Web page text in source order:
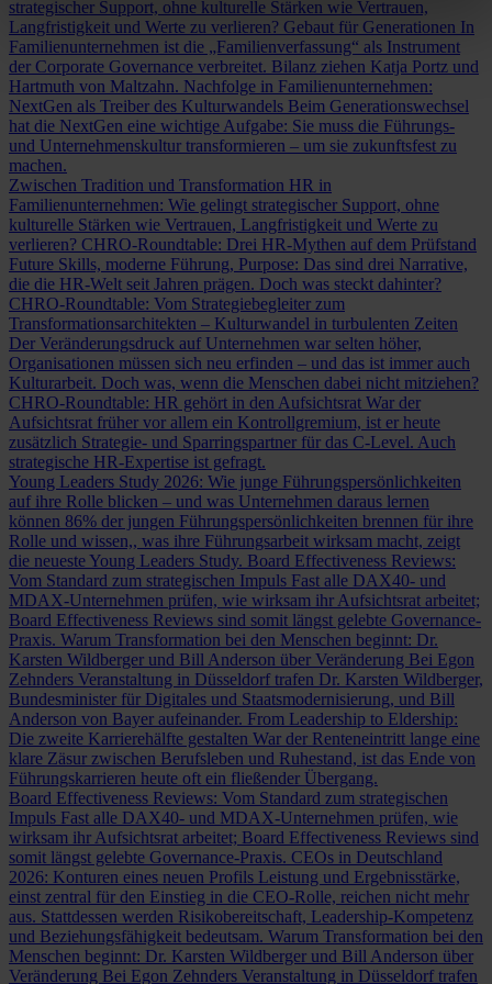
strategischer Support, ohne kulturelle Stärken wie Vertrauen,
Langfristigkeit und Werte zu verlieren? Gebaut für Generationen In
Familienunternehmen ist die „Familienverfassung“ als Instrument
der Corporate Governance verbreitet. Bilanz ziehen Katja Portz und
Hartmuth von Maltzahn. Nachfolge in Familienunternehmen:
NextGen als Treiber des Kulturwandels Beim Generationswechsel
hat die NextGen eine wichtige Aufgabe: Sie muss die Führungs-
und Unternehmenskultur transformieren – um sie zukunftsfest zu
machen.
Zwischen Tradition und Transformation HR in
Familienunternehmen: Wie gelingt strategischer Support, ohne
kulturelle Stärken wie Vertrauen, Langfristigkeit und Werte zu
verlieren? CHRO-Roundtable: Drei HR-Mythen auf dem Prüfstand
Future Skills, moderne Führung, Purpose: Das sind drei Narrative,
die die HR-Welt seit Jahren prägen. Doch was steckt dahinter?
CHRO-Roundtable: Vom Strategiebegleiter zum
Transformationsarchitekten – Kulturwandel in turbulenten Zeiten
Der Veränderungsdruck auf Unternehmen war selten höher,
Organisationen müssen sich neu erfinden – und das ist immer auch
Kulturarbeit. Doch was, wenn die Menschen dabei nicht mitziehen?
CHRO-Roundtable: HR gehört in den Aufsichtsrat War der
Aufsichtsrat früher vor allem ein Kontrollgremium, ist er heute
zusätzlich Strategie- und Sparringspartner für das C-Level. Auch
strategische HR-Expertise ist gefragt.
Young Leaders Study 2026: Wie junge Führungspersönlichkeiten
auf ihre Rolle blicken – und was Unternehmen daraus lernen
können 86% der jungen Führungspersönlichkeiten brennen für ihre
Rolle und wissen,, was ihre Führungsarbeit wirksam macht, zeigt
die neueste Young Leaders Study. Board Effectiveness Reviews:
Vom Standard zum strategischen Impuls Fast alle DAX40- und
MDAX-Unternehmen prüfen, wie wirksam ihr Aufsichtsrat arbeitet;
Board Effectiveness Reviews sind somit längst gelebte Governance-
Praxis. Warum Transformation bei den Menschen beginnt: Dr.
Karsten Wildberger und Bill Anderson über Veränderung Bei Egon
Zehnders Veranstaltung in Düsseldorf trafen Dr. Karsten Wildberger,
Bundesminister für Digitales und Staatsmodernisierung, und Bill
Anderson von Bayer aufeinander. From Leadership to Eldership:
Die zweite Karrierehälfte gestalten War der Renteneintritt lange eine
klare Zäsur zwischen Berufsleben und Ruhestand, ist das Ende von
Führungskarrieren heute oft ein fließender Übergang.
Board Effectiveness Reviews: Vom Standard zum strategischen
Impuls Fast alle DAX40- und MDAX-Unternehmen prüfen, wie
wirksam ihr Aufsichtsrat arbeitet; Board Effectiveness Reviews sind
somit längst gelebte Governance-Praxis. CEOs in Deutschland
2026: Konturen eines neuen Profils Leistung und Ergebnisstärke,
einst zentral für den Einstieg in die CEO-Rolle, reichen nicht mehr
aus. Stattdessen werden Risikobereitschaft, Leadership-Kompetenz
und Beziehungsfähigkeit bedeutsam. Warum Transformation bei den
Menschen beginnt: Dr. Karsten Wildberger und Bill Anderson über
Veränderung Bei Egon Zehnders Veranstaltung in Düsseldorf trafen